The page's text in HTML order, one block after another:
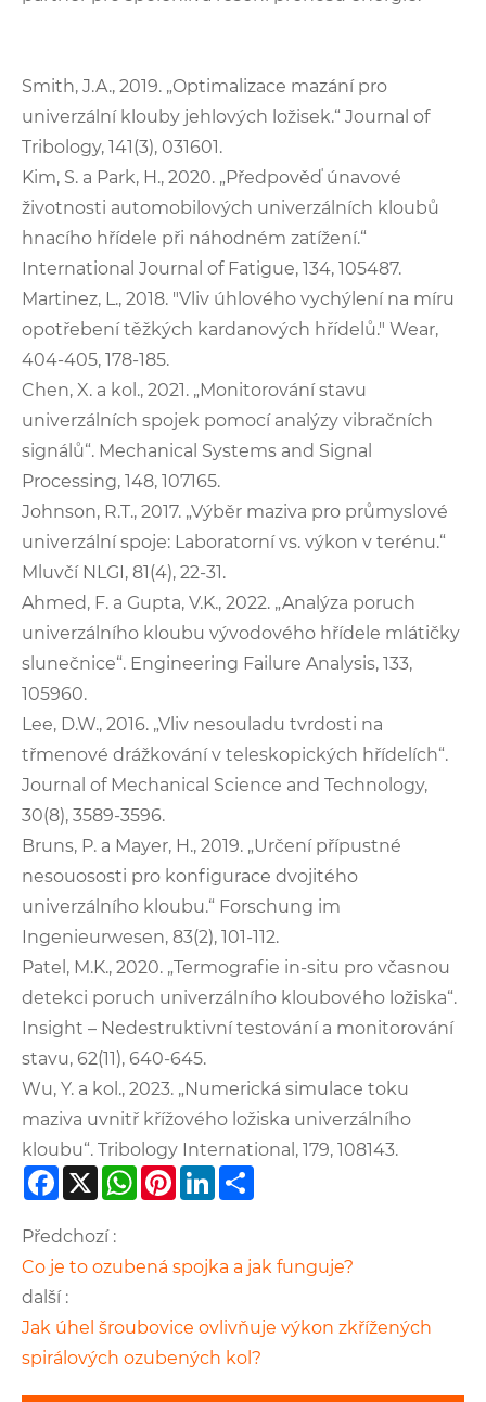
Smith, J.A., 2019. „Optimalizace mazání pro
univerzální klouby jehlových ložisek.“ Journal of
Tribology, 141(3), 031601.
Kim, S. a Park, H., 2020. „Předpověď únavové
životnosti automobilových univerzálních kloubů
hnacího hřídele při náhodném zatížení.“
International Journal of Fatigue, 134, 105487.
Martinez, L., 2018. "Vliv úhlového vychýlení na míru
opotřebení těžkých kardanových hřídelů." Wear,
404-405, 178-185.
Chen, X. a kol., 2021. „Monitorování stavu
univerzálních spojek pomocí analýzy vibračních
signálů“. Mechanical Systems and Signal
Processing, 148, 107165.
Johnson, R.T., 2017. „Výběr maziva pro průmyslové
univerzální spoje: Laboratorní vs. výkon v terénu.“
Mluvčí NLGI, 81(4), 22-31.
Ahmed, F. a Gupta, V.K., 2022. „Analýza poruch
univerzálního kloubu vývodového hřídele mlátičky
slunečnice“. Engineering Failure Analysis, 133,
105960.
Lee, D.W., 2016. „Vliv nesouladu tvrdosti na
třmenové drážkování v teleskopických hřídelích“.
Journal of Mechanical Science and Technology,
30(8), 3589-3596.
Bruns, P. a Mayer, H., 2019. „Určení přípustné
nesouososti pro konfigurace dvojitého
univerzálního kloubu.“ Forschung im
Ingenieurwesen, 83(2), 101-112.
Patel, M.K., 2020. „Termografie in-situ pro včasnou
detekci poruch univerzálního kloubového ložiska“.
Insight – Nedestruktivní testování a monitorování
stavu, 62(11), 640-645.
Wu, Y. a kol., 2023. „Numerická simulace toku
maziva uvnitř křížového ložiska univerzálního
kloubu“. Tribology International, 179, 108143.
Facebook
X WhatsApp
PinterestLinkedIn
Předchozí :
Co je to ozubená spojka a jak funguje?
další :
Jak úhel šroubovice ovlivňuje výkon zkřížených
spirálových ozubených kol?